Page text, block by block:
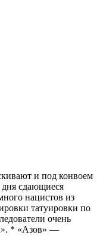
и под конвоем
дня сдающиеся
нацистов из
татуировки по
очень
* «Азов» —